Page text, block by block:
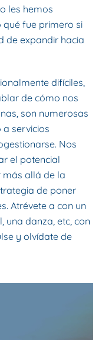
les hemos
fue primero si
de expandir hacia
difíciles,
de cómo nos
son numerosas
servicios
Nos
el potencial
más allá de la
de poner
Atrévete a con un
una danza, etc, con
y olvídate de